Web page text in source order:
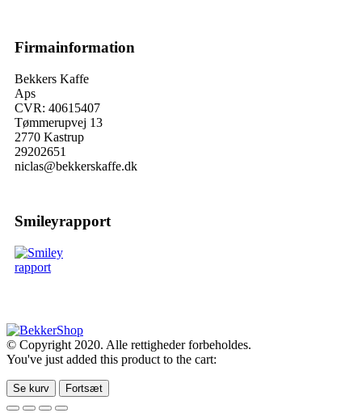
Firmainformation
Bekkers Kaffe
Aps
CVR: 40615407
Tømmerupvej 13
2770 Kastrup
29202651
niclas@bekkerskaffe.dk
Smileyrapport
© Copyright 2020. Alle rettigheder forbeholdes.
You've just added this product to the cart:
Se kurv Fortsæt